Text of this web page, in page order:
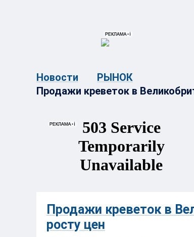
Новости
РЫНОК
Продажи креветок в
Продажи креветок в
росту цен